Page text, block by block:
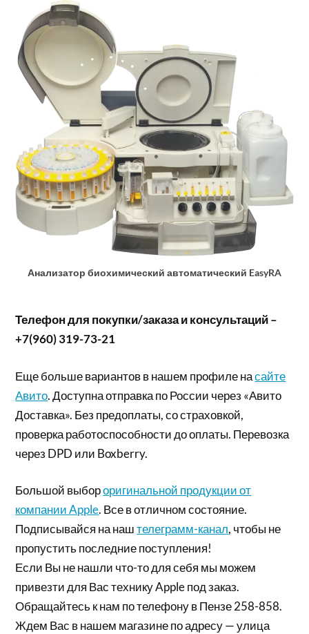
Анализатор биохимический автоматический EasyRA
Телефон для покупки/заказа и консультаций –
+7(960) 319-73-21
Еще больше вариантов в нашем профиле насайте
Авито. Доступна отправка по России через «Авито
Доставка». Без предоплаты, со страховкой,
проверка работоспособности до оплаты. Перевозка
через DPD или Boxberry.
Большой выбороригинальной продукции от
компании Apple. Все в отличном состояние.
Подписывайся на наштелеграмм-канал, чтобы не
пропустить последние поступления!
Если Вы не нашли что-то для себя мы можем
привезти для Вас технику Apple под заказ.
Обращайтесь к нам по телефону в Пензе 258-858.
Ждем Вас в нашем магазине по адресу — улица